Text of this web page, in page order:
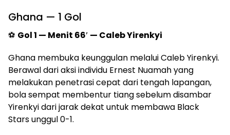
Ghana — 1 Gol
⚽ Gol 1 — Menit 66′ — Caleb Yirenkyi
Ghana membuka keunggulan melalui Caleb Yirenkyi.
Berawal dari aksi individu Ernest Nuamah yang
melakukan penetrasi cepat dari tengah lapangan,
bola sempat membentur tiang sebelum disambar
Yirenkyi dari jarak dekat untuk membawa Black
Stars unggul 0-1.